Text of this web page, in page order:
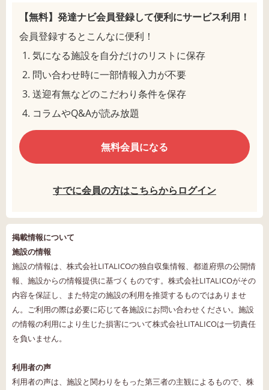
【無料】発達ナビ会員登録して便利にサービス利用！
会員登録するとこんなに便利！
気になる施設を自分だけのリストに保存
問い合わせ時に一部情報入力が不要
送迎有無などのこだわり条件を保存
コラムやQ&Aが読み放題
無料会員になる
すでに会員の方はこちらからログイン
掲載情報について
施設の情報
施設の情報は、株式会社LITALICOの独自収集情報、都道府県の公開情
報、施設からの情報提供に基づくものです。株式会社LITALICOがその
内容を保証し、また特定の施設の利用を推奨するものではありませ
ん。ご利用の際は必要に応じて各施設にお問い合わせください。施設
の情報の利用により生じた損害について株式会社LITALICOは一切責任
を負いません。
利用者の声
利用者の声は、施設と関わりをもった第三者の主観によるもので、株